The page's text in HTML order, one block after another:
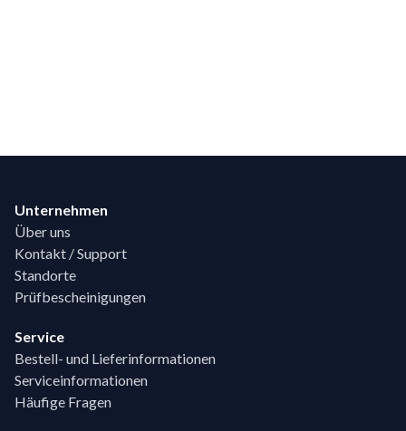
Unternehmen
Über uns
Kontakt / Support
Standorte
Prüfbescheinigungen
Service
Bestell- und Lieferinformationen
Serviceinformationen
Häufige Fragen